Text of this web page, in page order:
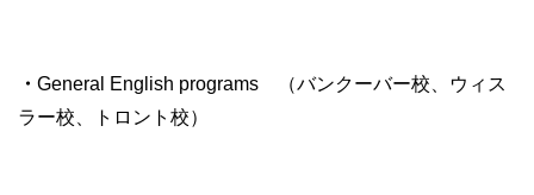
・ General English programs （バンクーバー校、ウィス
ラー校、トロント校）